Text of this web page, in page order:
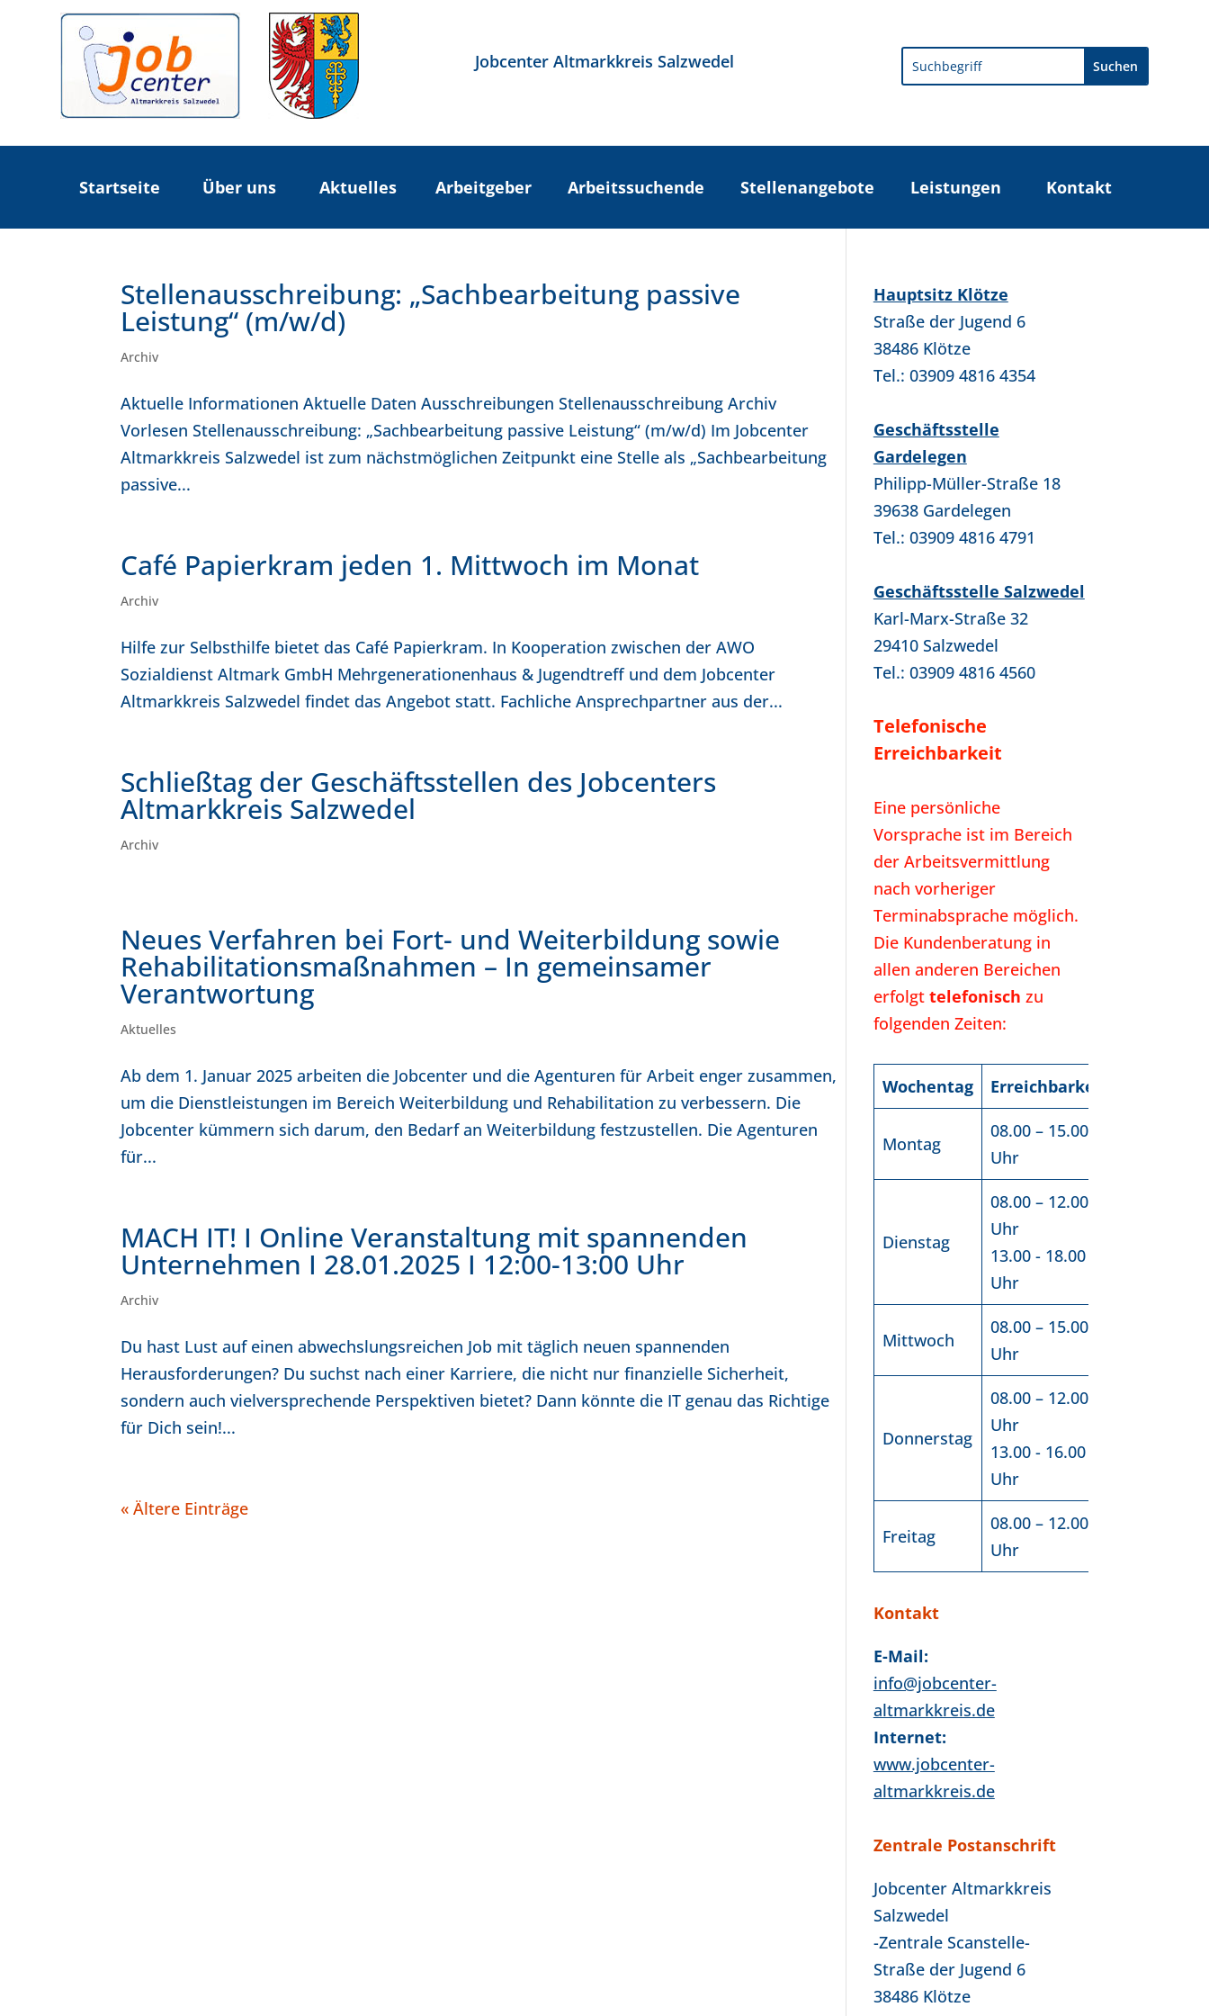
Jobcenter Altmarkkreis Salzwedel Search
Startseite Über uns Aktuelles Arbeitgeber Arbeitssuchende Stellenangebote Leistungen Kontakt
Stellenausschreibung: „Sachbearbeitung passive
Leistung“ (m/w/d)
Archiv
Aktuelle Informationen Aktuelle Daten Ausschreibungen Stellenausschreibung Archiv
Vorlesen Stellenausschreibung: „Sachbearbeitung passive Leistung“ (m/w/d) Im Jobcenter
Altmarkkreis Salzwedel ist zum nächstmöglichen Zeitpunkt eine Stelle als „Sachbearbeitung
passive...
Café Papierkram jeden 1. Mittwoch im Monat
Archiv
Hilfe zur Selbsthilfe bietet das Café Papierkram. In Kooperation zwischen der AWO
Sozialdienst Altmark GmbH Mehrgenerationenhaus & Jugendtreff und dem Jobcenter
Altmarkkreis Salzwedel findet das Angebot statt. Fachliche Ansprechpartner aus der...
Schließtag der Geschäftsstellen des Jobcenters
Altmarkkreis Salzwedel
Archiv
Neues Verfahren bei Fort- und Weiterbildung sowie
Rehabilitationsmaßnahmen – In gemeinsamer
Verantwortung
Aktuelles
Ab dem 1. Januar 2025 arbeiten die Jobcenter und die Agenturen für Arbeit enger zusammen,
um die Dienstleistungen im Bereich Weiterbildung und Rehabilitation zu verbessern. Die
Jobcenter kümmern sich darum, den Bedarf an Weiterbildung festzustellen. Die Agenturen
für...
MACH IT! I Online Veranstaltung mit spannenden
Unternehmen I 28.01.2025 I 12:00-13:00 Uhr
Archiv
Du hast Lust auf einen abwechslungsreichen Job mit täglich neuen spannenden
Herausforderungen? Du suchst nach einer Karriere, die nicht nur finanzielle Sicherheit,
sondern auch vielversprechende Perspektiven bietet? Dann könnte die IT genau das Richtige
für Dich sein!...
« Ältere Einträge
Hauptsitz Klötze
Straße der Jugend 6
38486 Klötze
Tel.: 03909 4816 4354
Geschäftsstelle
Gardelegen
Philipp-Müller-Straße 18
39638 Gardelegen
Tel.: 03909 4816 4791
Geschäftsstelle Salzwedel
Karl-Marx-Straße 32
29410 Salzwedel
Tel.: 03909 4816 4560
Telefonische
Erreichbarkeit
Eine persönliche
Vorsprache ist im Bereich
der Arbeitsvermittlung
nach vorheriger
Terminabsprache möglich.
Die Kundenberatung in
allen anderen Bereichen
erfolgt telefonisch zu
folgenden Zeiten:
Wochentag Erreichbarkeit
Montag
08.00 – 15.00
Uhr
Dienstag
08.00 – 12.00
Uhr
13.00 - 18.00
Uhr
Mittwoch
08.00 – 15.00
Uhr
Donnerstag
08.00 – 12.00
Uhr
13.00 - 16.00
Uhr
Freitag
08.00 – 12.00
Uhr
Kontakt
E-Mail:
info@jobcenter-
altmarkkreis.de
Internet:
www.jobcenter-
altmarkkreis.de
Zentrale Postanschrift
Jobcenter Altmarkkreis
Salzwedel
-Zentrale Scanstelle-
Straße der Jugend 6
38486 Klötze